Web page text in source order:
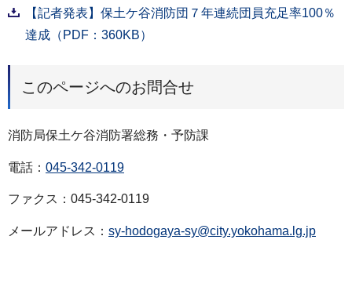
【記者発表】保土ケ谷消防団７年連続団員充足率100％
達成（PDF：360KB）
このページへのお問合せ
消防局保土ケ谷消防署総務・予防課
電話： 045-342-0119
ファクス：045-342-0119
メールアドレス： sy-hodogaya-sy@city.yokohama.lg.jp